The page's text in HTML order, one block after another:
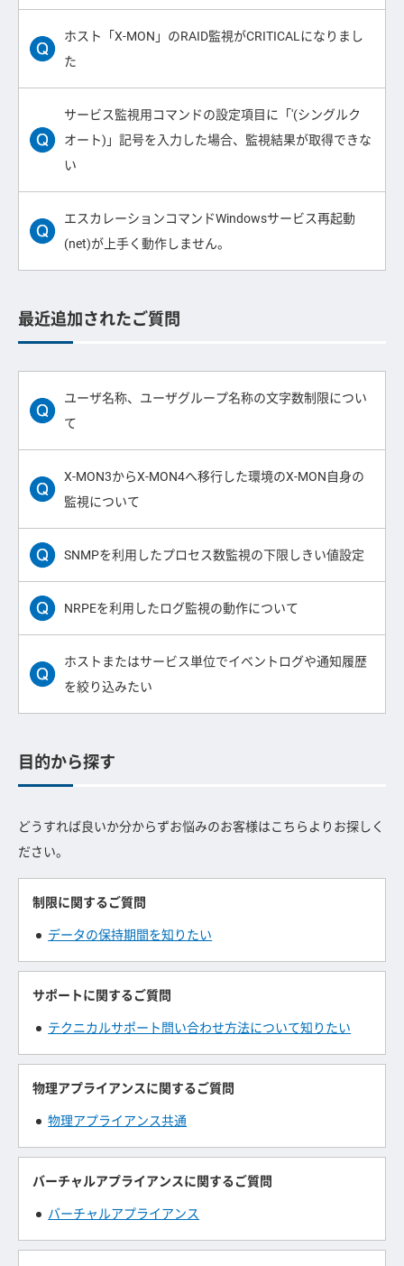
ホスト「X-MON」のRAID監視がCRITICALになりまし
た
サービス監視用コマンドの設定項目に「'(シングルク
オート)」記号を入力した場合、監視結果が取得できな
い
エスカレーションコマンドWindowsサービス再起動
(net)が上手く動作しません。
最近追加されたご質問
ユーザ名称、ユーザグループ名称の文字数制限につい
て
X-MON3からX-MON4へ移行した環境のX-MON自身の
監視について
SNMPを利用したプロセス数監視の下限しきい値設定
NRPEを利用したログ監視の動作について
ホストまたはサービス単位でイベントログや通知履歴
を絞り込みたい
目的から探す
どうすれば良いか分からずお悩みのお客様はこちらよりお探しく
ださい。
制限に関するご質問
データの保持期間を知りたい
サポートに関するご質問
テクニカルサポート問い合わせ方法について知りたい
物理アプライアンスに関するご質問
物理アプライアンス共通
バーチャルアプライアンスに関するご質問
バーチャルアプライアンス